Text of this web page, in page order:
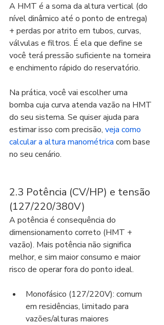
A HMT é a soma da altura vertical (do
nível dinâmico até o ponto de entrega)
+ perdas por atrito em tubos, curvas,
válvulas e filtros. É ela que define se
você terá pressão suficiente na torneira
e enchimento rápido do reservatório.
Na prática, você vai escolher uma
bomba cuja curva atenda vazão na HMT
do seu sistema. Se quiser ajuda para
estimar isso com precisão, veja como
calcular a altura manométrica com base
no seu cenário.
2.3 Potência (CV/HP) e tensão
(127/220/380V)
A potência é consequência do
dimensionamento correto (HMT +
vazão). Mais potência não significa
melhor, e sim maior consumo e maior
risco de operar fora do ponto ideal.
Monofásico (127/220V): comum
em residências, limitado para
vazões/alturas maiores